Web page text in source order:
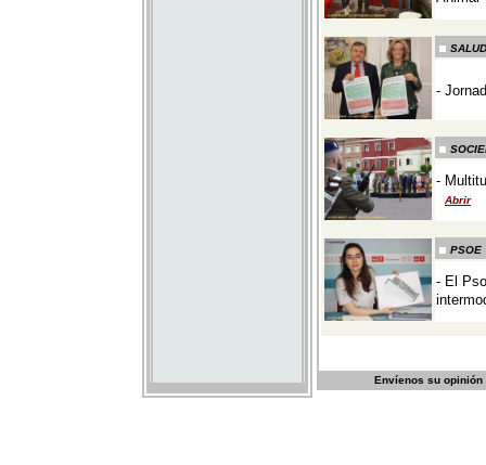
Envíenos su